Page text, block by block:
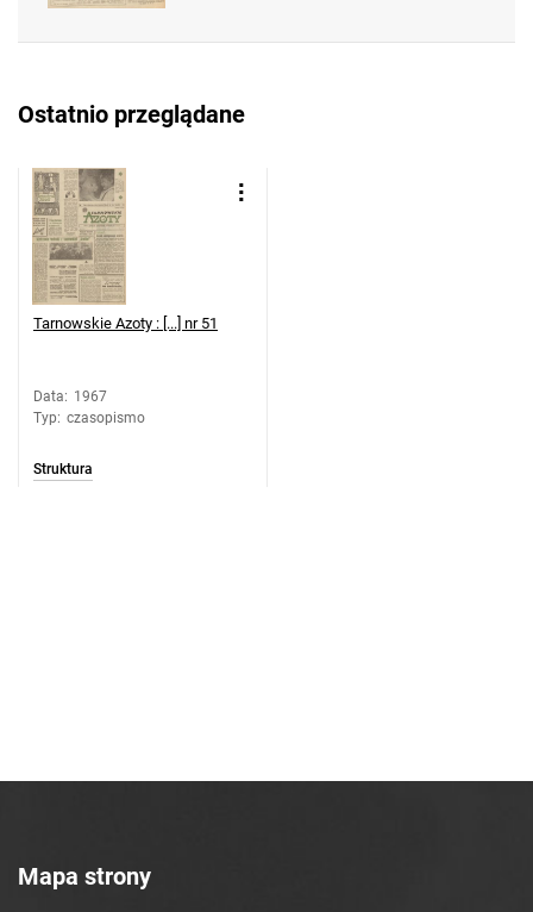
Feliksa Dzierżyńskiego. 1967, nr 48
Robotniczego Zakładów Azotowych im.
Feliksa Dzierżyńskiego. 1967, nr 49
Tarnowskie Azoty : Organ Samorządu
Robotniczego Zakładów Azotowych im.
Feliksa Dzierżyńskiego. 1967, nr 50
Tarnowskie Azoty : Organ Samorządu
Feliksa Dzierżyńskiego. 1967, nr 51
Tarnowskie Azoty : Organ Samorządu
Tarnowskie Azoty : Organ Samorządu
Ostatnio przeglądane
Tarnowskie Azoty : [...] nr 51
Data: 1967
Typ: czasopismo
Struktura
Mapa strony